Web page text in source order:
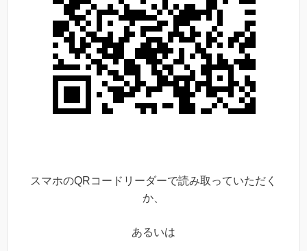
スマホのQRコードリーダーで読み取っていただく
か、
あるいは